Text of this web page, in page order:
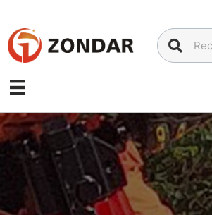
contenu